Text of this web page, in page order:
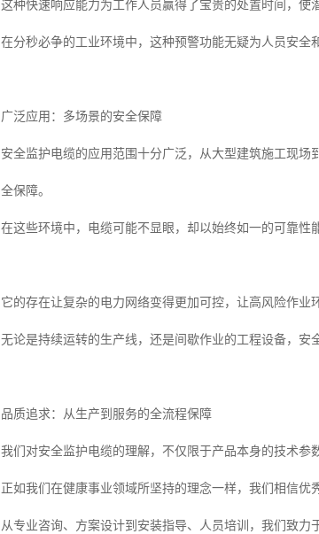
这种快速响应能力为工作人员赢得了宝贵的处置时间，使
在分秒必争的工业环境中，这种预警功能无疑为人员安全
广泛应用：多场景的安全保障
安全监护电缆的应用范围十分广泛，从大型建筑施工现
全保障。
在这些环境中，电缆可能不显眼，却以始终如一的可靠性
它的存在让复杂的电力网络变得更加可控，让高风险作业
无论是持续运转的生产线，还是间歇作业的工程设备，安
品质追求：从生产到服务的全流程保障
我们对安全监护电缆的理解，不仅限于产品本身的技术参
正如我们在健康事业领域所坚持的理念一样，我们相信优
从专业咨询、方案设计到安装指导、人员培训，我们致力